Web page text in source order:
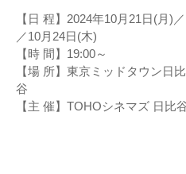
【日 程】2024年10月21日(月)
／10月24日(木)
【時 間】19:00～
【場 所】東京ミッドタウン日
谷
【主 催】TOHOシネマズ 日比